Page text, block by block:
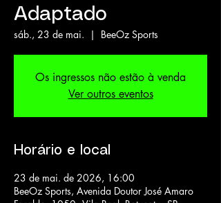
Adaptado
sáb., 23 de mai.
  |
BeeOz Sports
Os ingressos não estão à venda
Ver outros eventos
Horário e local
23 de mai. de 2026, 16:00
BeeOz Sports, Avenida Doutor José Amaro